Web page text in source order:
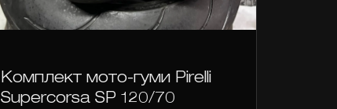
Комплект мото-гуми Pirelli
Supercorsa SP 120/70